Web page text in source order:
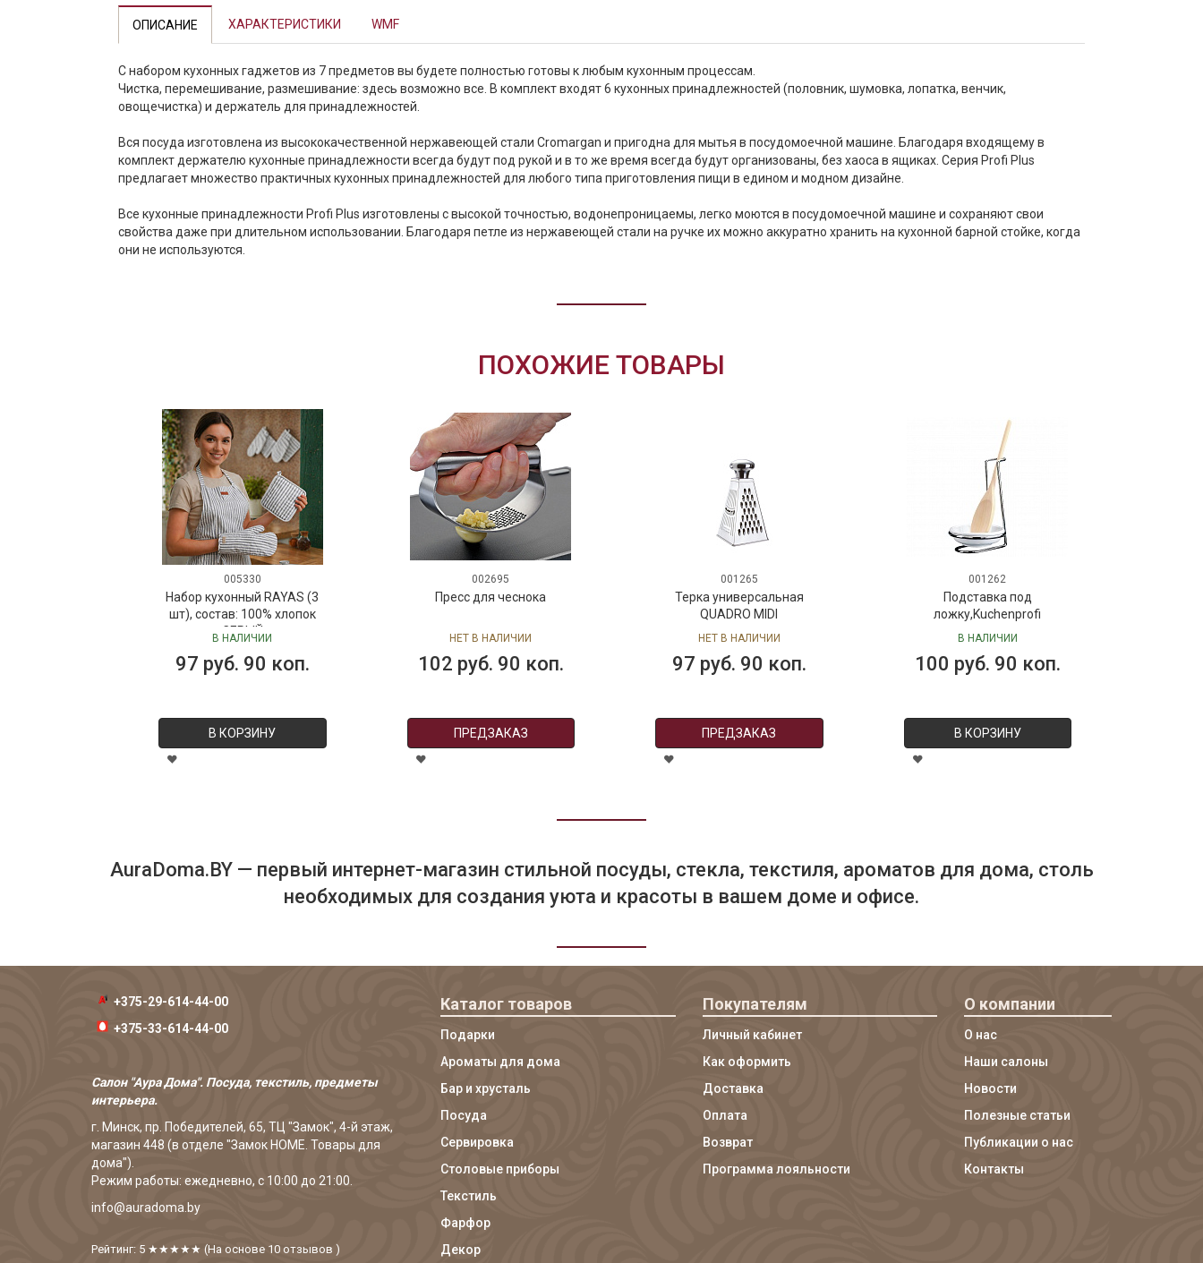
ОПИСАНИЕ ХАРАКТЕРИСТИКИ WMF
С набором кухонных гаджетов из 7 предметов вы будете полностью готовы к любым кухонным процессам.
Чистка, перемешивание, размешивание: здесь возможно все. В комплект входят 6 кухонных принадлежностей (половник, шумовка, лопатка, венчик,
овощечистка) и держатель для принадлежностей.
Вся посуда изготовлена ​​из высококачественной нержавеющей стали Cromargan и пригодна для мытья в посудомоечной машине. Благодаря входящему в
комплект держателю кухонные принадлежности всегда будут под рукой и в то же время всегда будут организованы, без хаоса в ящиках. Серия Profi Plus
предлагает множество практичных кухонных принадлежностей для любого типа приготовления пищи в едином и модном дизайне.
Все кухонные принадлежности Profi Plus изготовлены с высокой точностью, водонепроницаемы, легко моются в посудомоечной машине и сохраняют свои
свойства даже при длительном использовании. Благодаря петле из нержавеющей стали на ручке их можно аккуратно хранить на кухонной барной стойке, когда
они не используются.
ПОХОЖИЕ ТОВАРЫ
005330
Набор кухонный RAYAS (3
шт), состав: 100% хлопок
СЕРЫЙ
В НАЛИЧИИ
97 руб. 90 коп.
В КОРЗИНУ
002695
Пресс для чеснока
НЕТ В НАЛИЧИИ
102 руб. 90 коп.
ПРЕДЗАКАЗ
001265
Терка универсальная
QUADRO MIDI
НЕТ В НАЛИЧИИ
97 руб. 90 коп.
ПРЕДЗАКАЗ
001262
Подставка под
ложку,Kuchenprofi
В НАЛИЧИИ
100 руб. 90 коп.
В КОРЗИНУ
AuraDoma.BY — первый интернет-магазин стильной посуды, стекла, текстиля, ароматов для дома, столь
необходимых для создания уюта и красоты в вашем доме и офисе.
+375-29-614-44-00
+375-33-614-44-00
Салон "Аура Дома". Посуда, текстиль, предметы
интерьера.
г. Минск, пр. Победителей, 65, ТЦ "Замок", 4-й этаж,
магазин 448 (в отделе "Замок HOME. Товары для
дома").
Режим работы: ежедневно, с 10:00 до 21:00.
info@auradoma.by
Рейтинг: 5 ★★★★★ (На основе 10 отзывов )
Каталог товаров
Подарки
Ароматы для дома
Бар и хрусталь
Посуда
Сервировка
Столовые приборы
Текстиль
Фарфор
Декор
Покупателям
Личный кабинет
Как оформить
Доставка
Оплата
Возврат
Программа лояльности
О компании
О нас
Наши салоны
Новости
Полезные статьи
Публикации о нас
Контакты